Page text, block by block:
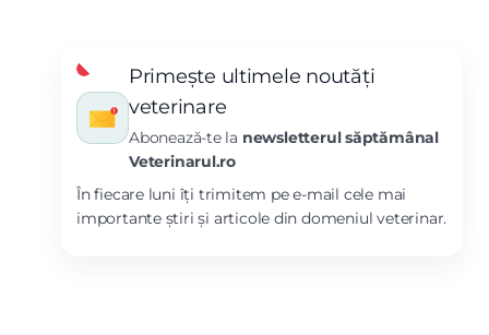
Primește ultimele noutăți
veterinare
Abonează-te la newsletterul săptămânal
Veterinarul.ro
În fiecare luni îți trimitem pe e-mail cele mai
importante știri și articole din domeniul veterinar.